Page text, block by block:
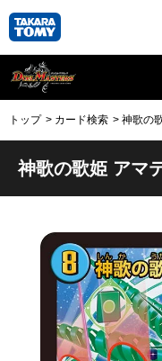
トップ カード検索 神歌の
神歌の歌姫 アマ